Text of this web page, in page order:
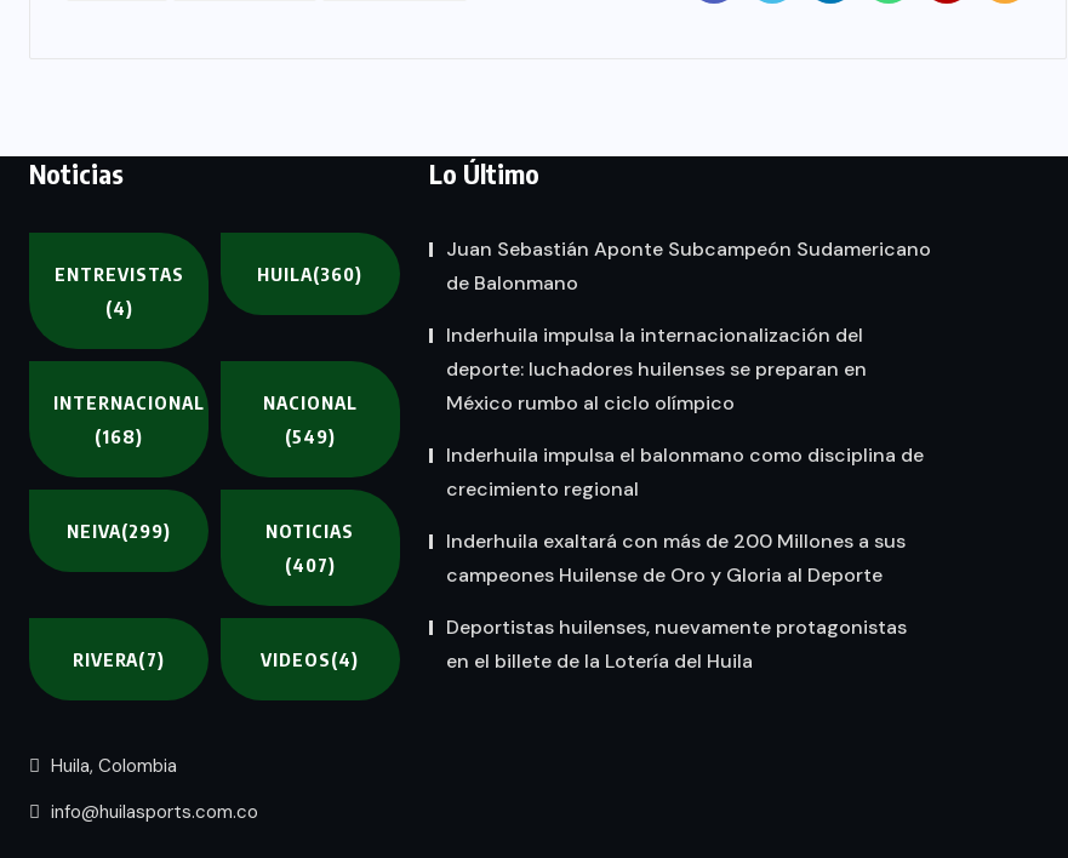
Noticias
ENTREVISTAS
(4)
HUILA(360)
INTERNACIONAL
(168)
NACIONAL
(549)
NEIVA(299)
NOTICIAS
(407)
RIVERA(7) VIDEOS(4)
Huila, Colombia
info@huilasports.com.co
Lo Último
Juan Sebastián Aponte Subcampeón Sudamericano
de Balonmano
Inderhuila impulsa la internacionalización del
deporte: luchadores huilenses se preparan en
México rumbo al ciclo olímpico
Inderhuila impulsa el balonmano como disciplina de
crecimiento regional
Inderhuila exaltará con más de 200 Millones a sus
campeones Huilense de Oro y Gloria al Deporte
Deportistas huilenses, nuevamente protagonistas
en el billete de la Lotería del Huila